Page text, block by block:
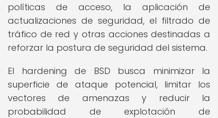
políticas de acceso, la aplicación de
actualizaciones de seguridad, el filtrado de
tráfico de red y otras acciones destinadas a
reforzar la postura de seguridad del sistema.
El hardening de BSD busca minimizar la
superficie de ataque potencial, limitar los
vectores de amenazas y reducir la
probabilidad de explotación de